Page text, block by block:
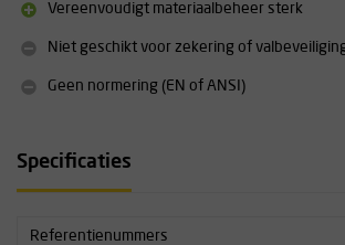
Vereenvoudigt materiaalbeheer sterk
Niet geschikt voor zekering of
Geen normering (EN of ANSI)
Specificaties
Referentienummers